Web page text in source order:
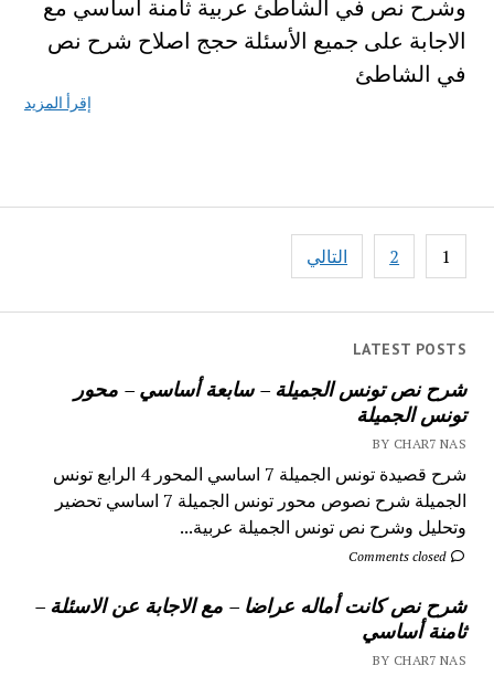
LATEST POSTS
شرح نص تونس الجميلة – سابعة أساسي – محور
تونس الجميلة
BY CHAR7 NAS
شرح قصيدة تونس الجميلة 7 اساسي المحور 4 الرابع تونس
الجميلة شرح نصوص محور تونس الجميلة 7 اساسي تحضير
وتحليل وشرح نص تونس الجميلة عربية...
Comments closed
شرح نص كانت أماله عراضا – مع الاجابة عن الاسئلة –
ثامنة أساسي
BY CHAR7 NAS
وشرح نص في الشاطئ عربية ثامنة اساسي مع
الاجابة على جميع الأسئلة حجج اصلاح شرح نص
في الشاطئ
إقرأ المزيد
تصفّح
المقالات
1
2 التالي